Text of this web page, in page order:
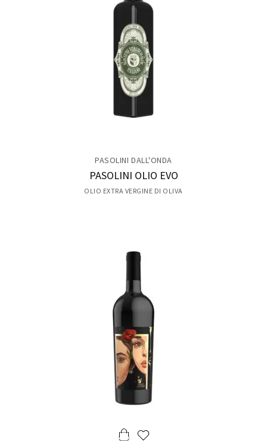
PASOLINI DALL'ONDA
PASOLINI OLIO EVO
OLIO EXTRA VERGINE DI OLIVA